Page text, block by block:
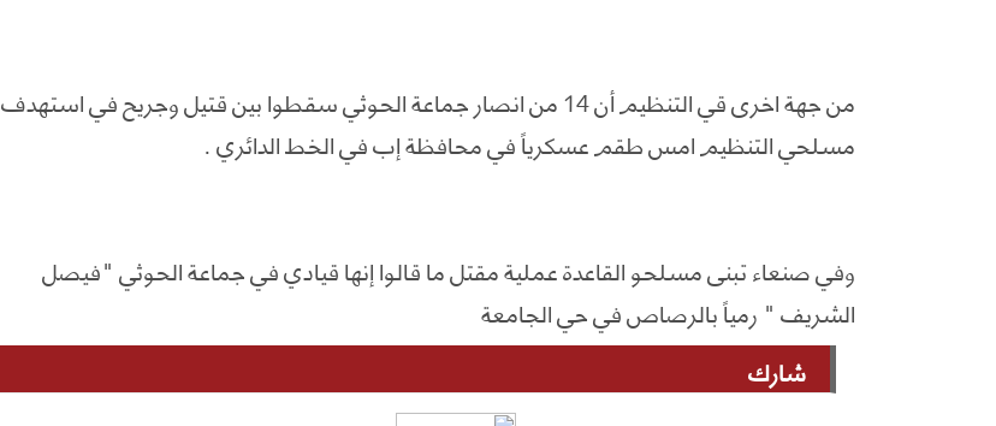
من جهة اخرى قي التنظيم أن 14 من انصار جماعة الحوثي سقطوا بين قتيل وجريح في استهدف
مسلحي التنظيم امس طقم عسكرياً في محافظة إب في الخط الدائري .
وفي صنعاء تبنى مسلحو القاعدة عملية مقتل ما قالوا إنها قيادي في جماعة الحوثي "فيصل
الشريف " رمياً بالرصاص في حي الجامعة
شارك